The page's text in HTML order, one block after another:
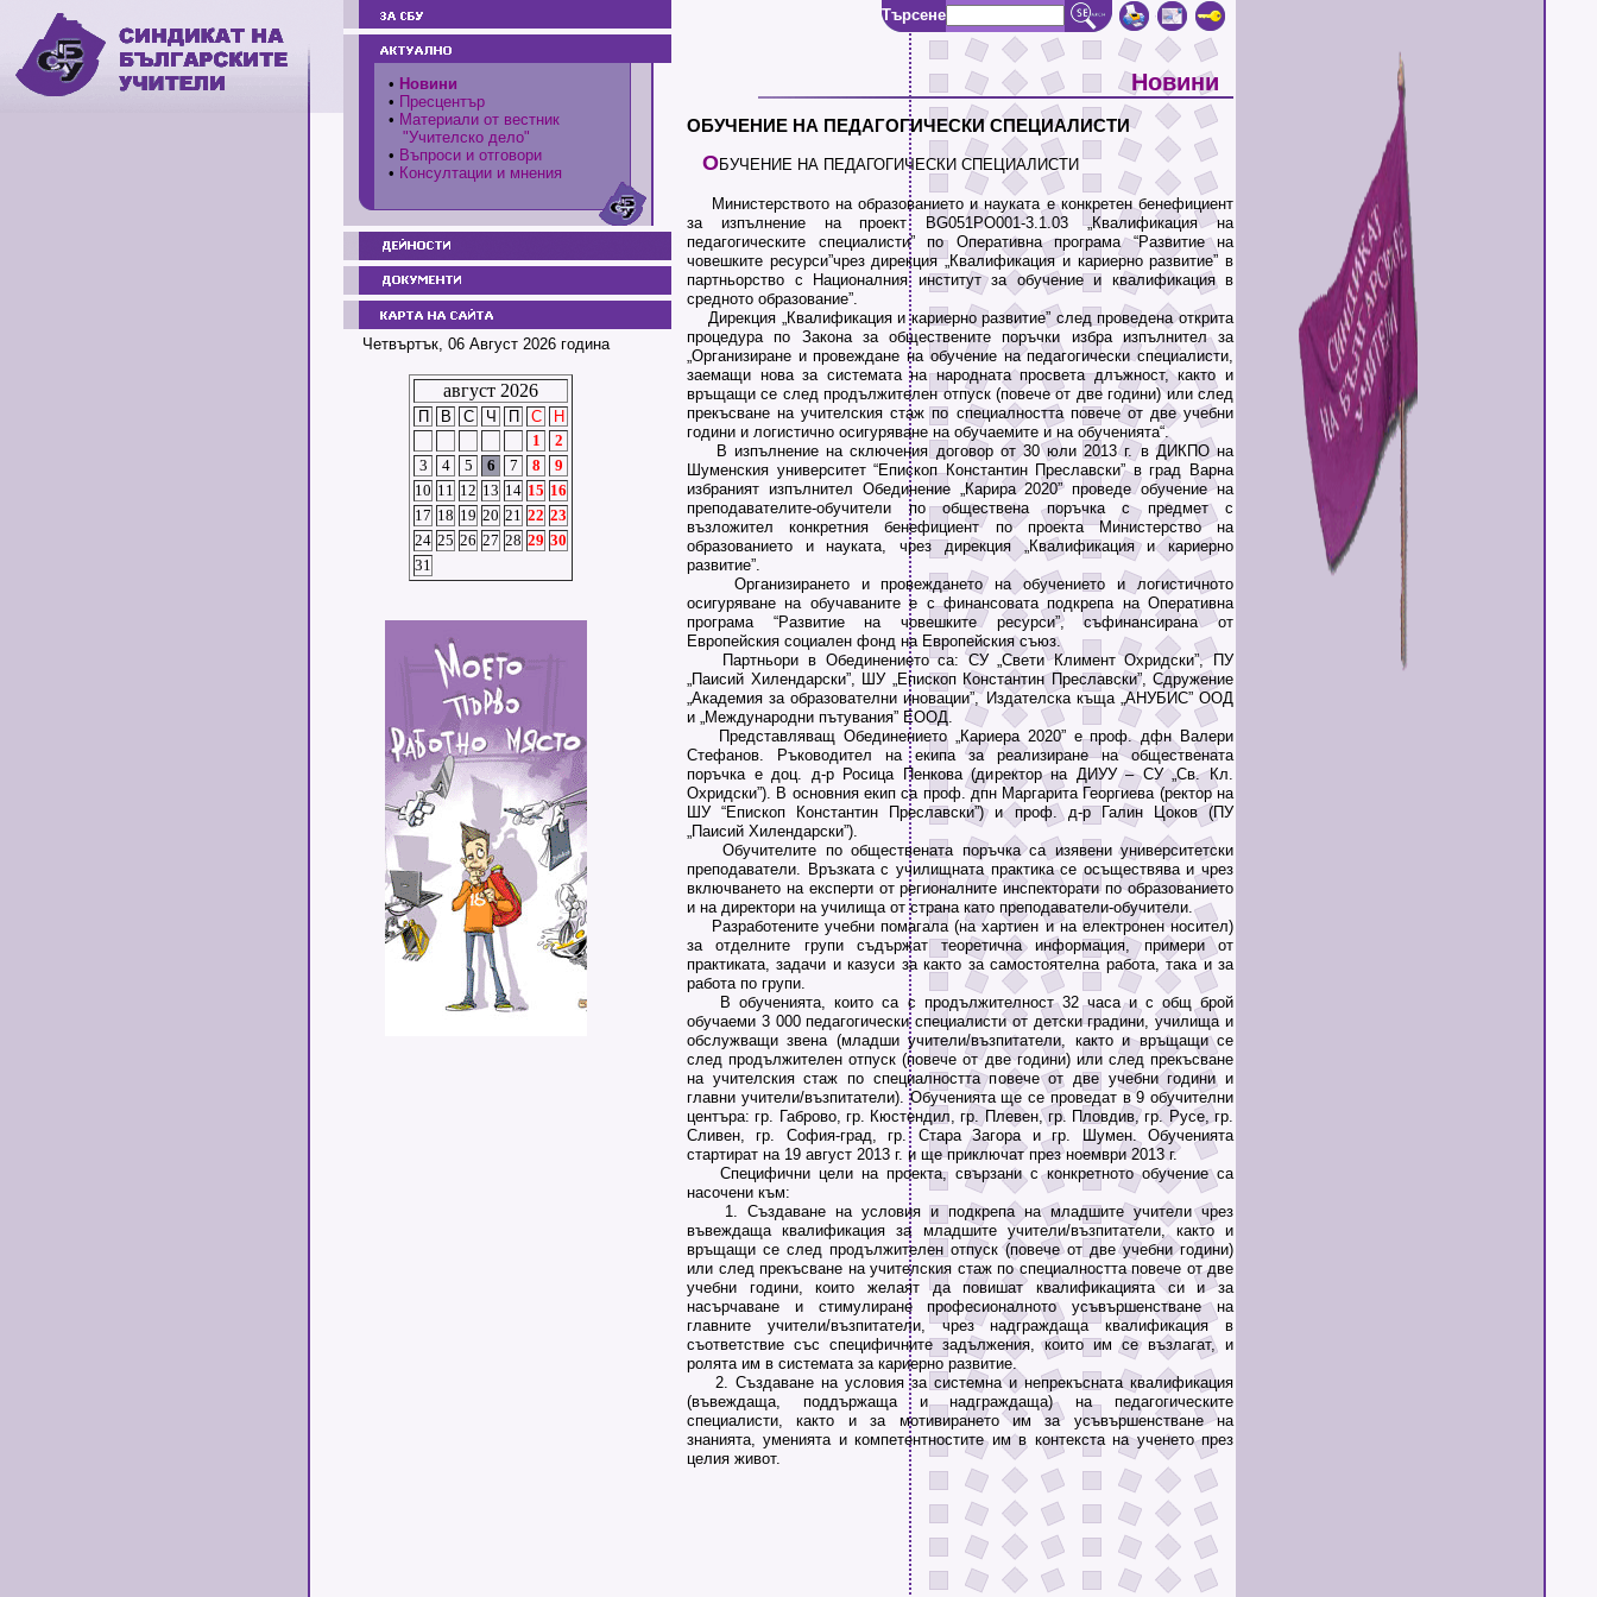
• Новини
• Пресцентър
• Материали от вестник
"Учителско дело"
• Въпроси и отговори
• Консултации и мнения
Четвъртък, 06 Август 2026 година
август 2026
П В С Ч П С
Н
1
2
3
4 5 6 7 8
9
10 11 12 13 14 15 16
17 18 19 20 21 22 23
24 25 26 27 28 29 30
31
Търсене
Новини
ОБУЧЕНИЕ НА ПЕДАГОГИЧЕСКИ СПЕЦИАЛИСТИ
ОБУЧЕНИЕ НА ПЕДАГОГИЧЕСКИ СПЕЦИАЛИСТИ
Министерството на образованието и науката е конкретен бенефициент
за изпълнение на проект BG051PO001-3.1.03 „Квалификация на
педагогическите специалисти” по Оперативна програма “Развитие на
човешките ресурси”чрез дирекция „Квалификация и кариерно развитие” в
партньорство с Националния институт за обучение и квалификация в
средното образование”.
Дирекция „Квалификация и кариерно развитие” след проведена открита
процедура по Закона за обществените поръчки избра изпълнител за
„Организиране и провеждане на обучение на педагогически специалисти,
заемащи нова за системата на народната просвета длъжност, както и
връщащи се след продължителен отпуск (повече от две години) или след
прекъсване на учителския стаж по специалността повече от две учебни
години и логистично осигуряване на обучаемите и на обученията“.
В изпълнение на сключения договор от 30 юли 2013 г. в ДИКПО на
Шуменския университет “Епископ Константин Преславски” в град Варна
избраният изпълнител Обединение „Карира 2020” проведе обучение на
преподавателите-обучители по обществена поръчка с предмет с
възложител конкретния бенефициент по проекта Министерство на
образованието и науката, чрез дирекция „Квалификация и кариерно
развитие”.
Организирането и провеждането на обучението и логистичното
осигуряване на обучаваните е с финансовата подкрепа на Оперативна
програма “Развитие на човешките ресурси”, съфинансирана от
Европейския социален фонд на Европейския съюз.
Партньори в Обединението са: СУ „Свети Климент Охридски”, ПУ
„Паисий Хилендарски”, ШУ „Епископ Константин Преславски”, Сдружение
„Академия за образователни иновации”, Издателска къща „АНУБИС” ООД
и „Международни пътувания” ЕООД.
Представляващ Обединението „Кариера 2020” е проф. дфн Валери
Стефанов. Ръководител на екипа за реализиране на обществената
поръчка е доц. д-р Росица Пенкова (директор на ДИУУ – СУ „Св. Кл.
Охридски”). В основния екип са проф. дпн Маргарита Георгиева (ректор на
ШУ “Епископ Константин Преславски”) и проф. д-р Галин Цоков (ПУ
„Паисий Хилендарски”).
Обучителите по обществената поръчка са изявени университетски
преподаватели. Връзката с училищната практика се осъществява и чрез
включването на експерти от регионалните инспекторати по образованието
и на директори на училища от страна като преподаватели-обучители.
Разработените учебни помагала (на хартиен и на електронен носител)
за отделните групи съдържат теоретична информация, примери от
практиката, задачи и казуси за както за самостоятелна работа, така и за
работа по групи.
В обученията, които са с продължителност 32 часа и с общ брой
обучаеми 3 000 педагогически специалисти от детски градини, училища и
обслужващи звена (младши учители/възпитатели, както и връщащи се
след продължителен отпуск (повече от две години) или след прекъсване
на учителския стаж по специалността повече от две учебни години и
главни учители/възпитатели). Обученията ще се проведат в 9 обучителни
центъра: гр. Габрово, гр. Кюстендил, гр. Плевен, гр. Пловдив, гр. Русе, гр.
Сливен, гр. София-град, гр. Стара Загора и гр. Шумен. Обученията
стартират на 19 август 2013 г. и ще приключат през ноември 2013 г.
Специфични цели на проекта, свързани с конкретното обучение са
насочени към:
1. Създаване на условия и подкрепа на младшите учители чрез
въвеждаща квалификация за младшите учители/възпитатели, както и
връщащи се след продължителен отпуск (повече от две учебни години)
или след прекъсване на учителския стаж по специалността повече от две
учебни години, които желаят да повишат квалификацията си и за
насърчаване и стимулиране професионалното усъвършенстване на
главните учители/възпитатели, чрез надграждаща квалификация в
съответствие със специфичните задължения, които им се възлагат, и
ролята им в системата за кариерно развитие.
2. Създаване на условия за системна и непрекъсната квалификация
(въвеждаща, поддържаща и надграждаща) на педагогическите
специалисти, както и за мотивирането им за усъвършенстване на
знанията, уменията и компетентностите им в контекста на ученето през
целия живот.